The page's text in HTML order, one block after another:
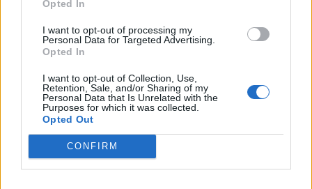
Opted In
I want to opt-out of processing my
Personal Data for Targeted Advertising.
Opted In
I want to opt-out of Collection, Use,
Retention, Sale, and/or Sharing of my
Personal Data that Is Unrelated with the
Purposes for which it was collected.
Opted Out
CONFIRM